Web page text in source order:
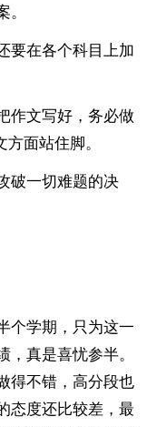
在各个科目上加
文写好，务必做
面站住脚。
一切难题的决
学期，只为这一
，真是喜忧参半。
得不错，高分段也
态度还比较差，最